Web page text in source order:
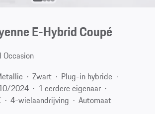
E-Hybrid Coupé
Occasion
Zwart
Plug-in hybride
2024
1 eerdere eigenaar
4-wielaandrijving
Automaat